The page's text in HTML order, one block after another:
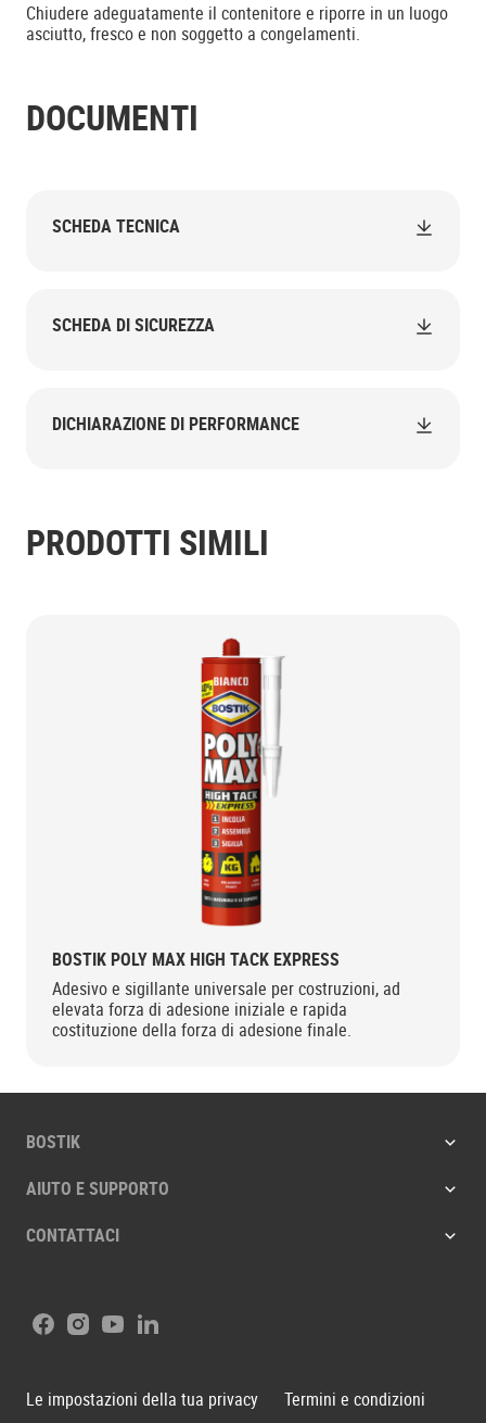
Chiudere adeguatamente il contenitore e riporre in un luogo
asciutto, fresco e non soggetto a congelamenti.
DOCUMENTI
SCHEDA TECNICA
SCHEDA DI SICUREZZA
DICHIARAZIONE DI PERFORMANCE
PRODOTTI SIMILI
BOSTIK POLY MAX HIGH TACK EXPRESS
Adesivo e sigillante universale per costruzioni, ad
elevata forza di adesione iniziale e rapida
costituzione della forza di adesione finale.
BOSTIK
AIUTO E SUPPORTO
CONTATTACI
Facebook
Instagram
YoutubeLinkedIn
Le impostazioni della tua privacy Termini e condizioni